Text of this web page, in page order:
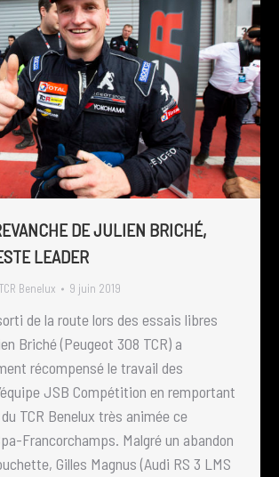
DE JULIEN BRICHÉ,
LEADER
TCR Benelux 9 juin 2019
de la route lors des essais libres
Briché (Peugeot 308 TCR) a
récompensé le travail des
JSB Compétition en remportant
TCR Benelux très animée ce
Francorchamps. Malgré un abandon
Gilles Magnus (Audi RS 3 LMS